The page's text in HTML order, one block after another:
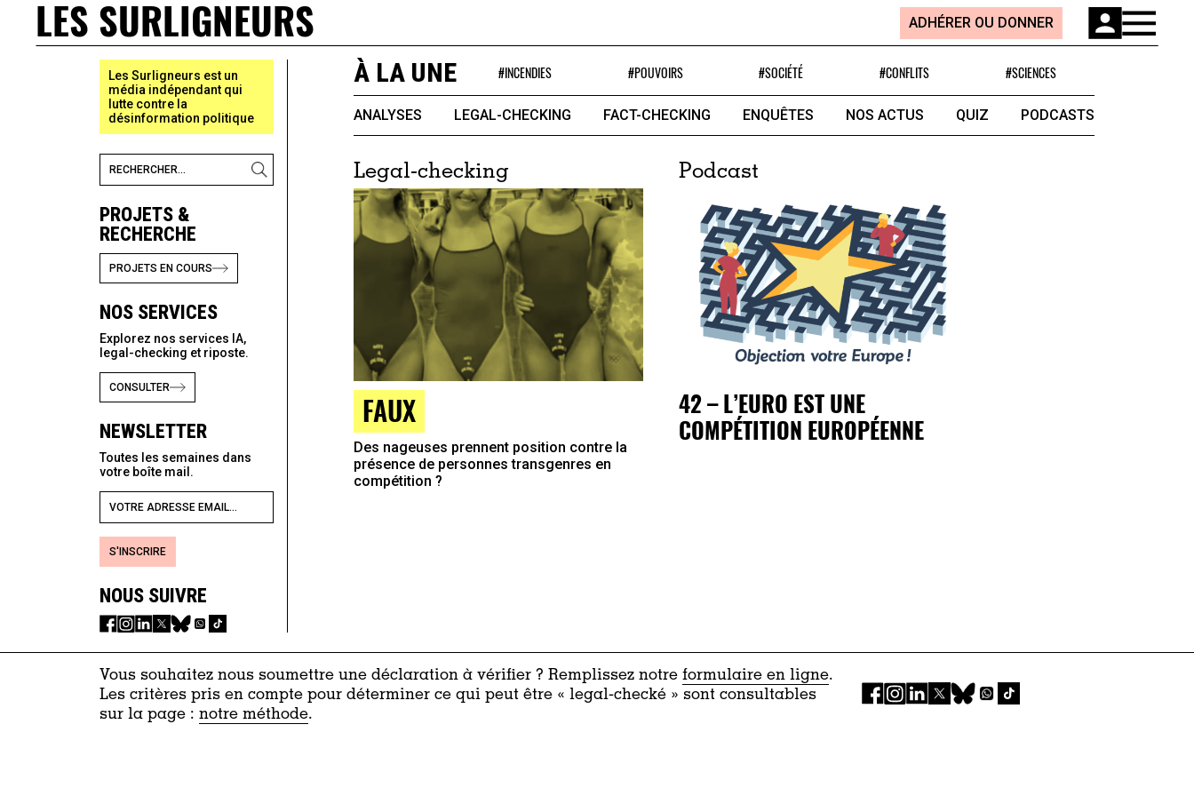
LES SURLIGNEURS ADHÉRER OU DONNER
Les Surligneurs est un
média indépendant qui
lutte contre la
désinformation politique
PROJETS &
RECHERCHE
PROJETS EN COURS
NOS SERVICES
Explorez nos services IA,
legal-checking et riposte.
CONSULTER
NEWSLETTER
Toutes les semaines dans
votre boîte mail.
S'INSCRIRE
NOUS SUIVRE
À LA UNE #INCENDIES #POUVOIRS #SOCIÉTÉ #CONFLITS #SCIENCES
ANALYSES LEGAL-CHECKING FACT-CHECKING ENQUÊTES NOS ACTUS QUIZ PODCASTS
Legal-checking
FAUX
Des nageuses prennent position contre la
présence de personnes transgenres en
compétition ?
Podcast
42 – L’EURO EST UNE
COMPÉTITION EUROPÉENNE
Vous souhaitez nous soumettre une déclaration à vérifier ? Remplissez notre formulaire en ligne.
Les critères pris en compte pour déterminer ce qui peut être « legal-checké » sont consultables
sur la page : notre méthode.